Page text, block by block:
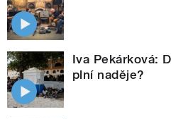
Iva Pekárková:
plní naděje?